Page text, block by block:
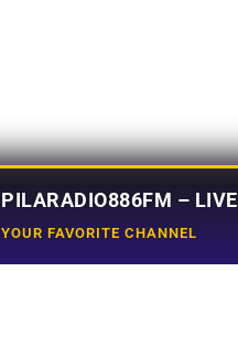
PILARADIO886FM – LIVE
YOUR FAVORITE CHANNEL